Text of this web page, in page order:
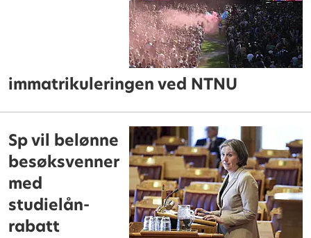
immatrikuleringen ved NTNU
Sp vil belønne
besøksvenner
med
studielån-
rabatt